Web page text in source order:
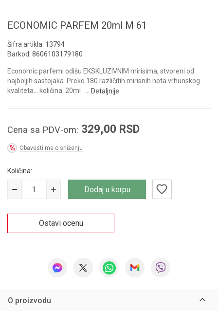
ECONOMIC PARFEM 20ml M 61
Šifra artikla: 13794
Barkod: 8606103179180
Economic parfemi odišu EKSKLUZIVNIM mirisima, stvoreni od
najboljih sastojaka. Preko 180 različitih mirisnih nota vrhunskog
kvaliteta… količina: 20ml
Detaljnije
Cena sa PDV-om: 329,00 RSD
Obavesti me o sniženju
Količina:
Dodaj u korpu
Ostavi ocenu
O proizvodu